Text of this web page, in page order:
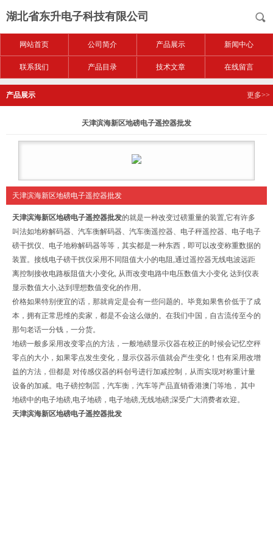
湖北省东升电子科技有限公司
网站首页 公司简介 产品展示 新闻中心
联系我们 产品目录 技术文章 在线留言
产品展示 更多>>
天津滨海新区地磅电子遥控器批发
天津滨海新区地磅电子遥控器批发
天津滨海新区地磅电子遥控器批发的就是一种改变过磅重量的装置,它有许多
叫法如地称解码器、汽车衡解码器、汽车衡遥控器、电子秤遥控器、电子电子
磅干扰仪、电子地称解码器等等，其实都是一种东西，即可以改变称重数据的
装置。接线电子磅干扰仪采用不同阻值大小的电阻,通过遥控器无线电波远距
离控制接收电路板阻值大小变化, 从而改变电路中电压数值大小变化 达到仪表
显示数值大小,达到理想数值变化的作用。
价格如果特别便宜的话，那就肯定是会有一些问题的。毕竟如果售价低于了成
本，拥有正常思维的卖家，都是不会这么做的。在我们中国，自古流传至今的
那句老话一分钱，一分货。
地磅一般多采用改变零点的方法，一般地磅显示仪器在校正的时候会记忆空秤
零点的大小，如果零点发生变化，显示仪器示值就会产生变化！也有采用改增
益的方法，但都是 对传感仪器的科创号进行加减控制，从而实现对称重计量
设备的加减。电子磅控制噐，汽车衡，汽车等产品直销香港澳门等地， 其中
地磅中的电子地磅,电子地磅，电子地磅,无线地磅;深受广大消费者欢迎。
天津滨海新区地磅电子遥控器批发